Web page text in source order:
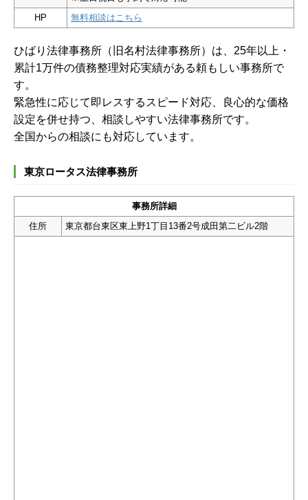
HP
無料相談はこちら
ひばり法律事務所（旧名村法律事務所）は、25年以上・
累計1万件の債務整理対応実績がある頼もしい事務所で
す。
緊急性に応じて即レスするスピード対応、良心的な価格
設定を併せ持つ、相談しやすい法律事務所です。
全国からの相談にも対応しています。
東京ロータス法律事務所
事務所詳細
住所
東京都台東区東上野1丁目13番2号成田第二ビル2階